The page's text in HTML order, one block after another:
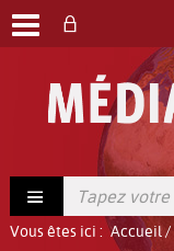
Vous êtes ici : Accueil/